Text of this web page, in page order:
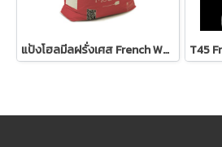
แป้งโฮลมีลฝรั่งเศส French Whole Wheat Flour - wholemeal flour - Moul-Bie Pain Complet